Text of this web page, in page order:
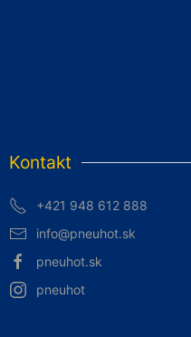
Kontakt
+421 948 612 888
info@pneuhot.sk
pneuhot.sk
pneuhot